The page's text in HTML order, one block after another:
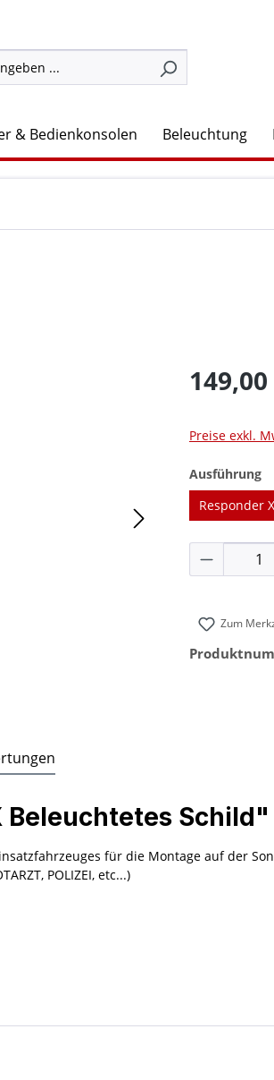
& Bedienkonsolen Beleuchtung
149,00
Preise exkl.
Ausführung
Responder
Zum
Beleuchtetes Schild"
für die Montage auf der
POLIZEI, etc...)